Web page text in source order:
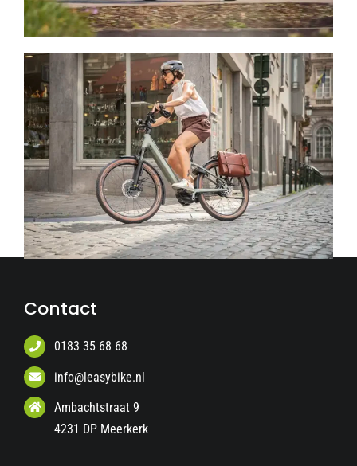
Contact
0183 35 68 68
info@leasybike.nl
Ambachtstraat 9
4231 DP Meerkerk